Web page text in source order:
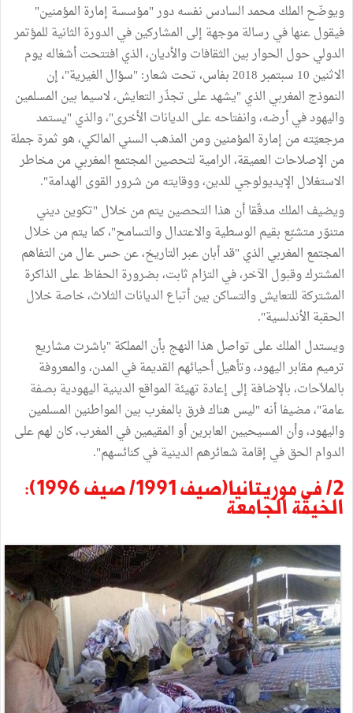
ويوضّح الملك محمد السادس نفسه دور "مؤسسة إمارة المؤمنين"
فيقول عنها في رسالة موجهة إلى المشاركين في الدورة الثانية للمؤتمر
الدولي حول الحوار بين الثقافات والأديان، الذي افتتحت أشغاله يوم
الاثنين 10 سبتمبر 2018 بفاس، تحت شعار: "سؤال الغيرية"، إن
النموذج المغربي الذي "يشهد على تجذّر التعايش، لاسيما بين المسلمين
واليهود في أرضه، وانفتاحه على الديانات الأخرى"، والذي "يستمد
مرجعيّته من إمارة المؤمنين ومن المذهب السني المالكي، هو ثمرة جملة
من الإصلاحات العميقة، الرامية لتحصين المجتمع المغربي من مخاطر
الاستغلال الإيديولوجي للدين، ووقايته من شرور القوى الهدامة".
ويضيف الملك مدقّقا أن هذا التحصين يتم من خلال "تكوين ديني
متنوّر متشبّع بقيم الوسطية والاعتدال والتسامح"، كما يتم من خلال
المجتمع المغربي الذي "قد أبان عبر التاريخ، عن حس عال من التفاهم
المشترك وقبول الآخر، في التزام ثابت، بضرورة الحفاظ على الذاكرة
المشتركة للتعايش والتساكن بين أتباع الديانات الثلاث، خاصة خلال
الحقبة الأندلسية".
ويستدل الملك على تواصل هذا النهج بأن المملكة "باشرت مشاريع
ترميم مقابر اليهود، وتأهيل أحيائهم القديمة في المدن، والمعروفة
بالملاّحات، بالإضافة إلى إعادة تهيئة المواقع الدينية اليهودية بصفة
عامة"، مضيفا أنه "ليس هناك فرق بالمغرب بين المواطنين المسلمين
واليهود، وأن المسيحيين العابرين أو المقيمين في المغرب، كان لهم على
الدوام الحق في إقامة شعائرهم الدينية في كنائسهم".
2/ في موريتانيا(صيف 1991/ صيف 1996):
الخيمة الجامعة